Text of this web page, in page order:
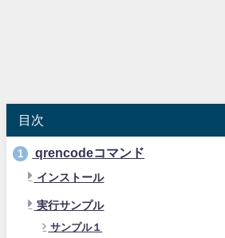
目次
1 qrencodeコマンド
インストール
実行サンプル
サンプル１